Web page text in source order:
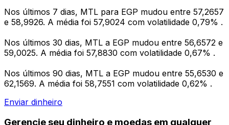
Nos últimos 7 dias, MTL para EGP mudou entre 57,2657
e 58,9926. A média foi 57,9024 com volatilidade 0,79% .
Nos últimos 30 dias, MTL a EGP mudou entre 56,6572 e
59,0025. A média foi 57,8830 com volatilidade 0,67% .
Nos últimos 90 dias, MTL a EGP mudou entre 55,6530 e
62,1569. A média foi 58,7551 com volatilidade 0,62% .
Enviar dinheiro
Gerencie seu dinheiro e moedas em qualquer